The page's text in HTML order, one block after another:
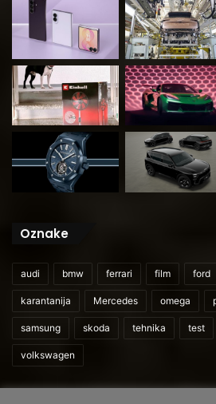
Oznake
audi bmw ferrari film ford
karantanija Mercedes omega
samsung skoda tehnika test
volkswagen